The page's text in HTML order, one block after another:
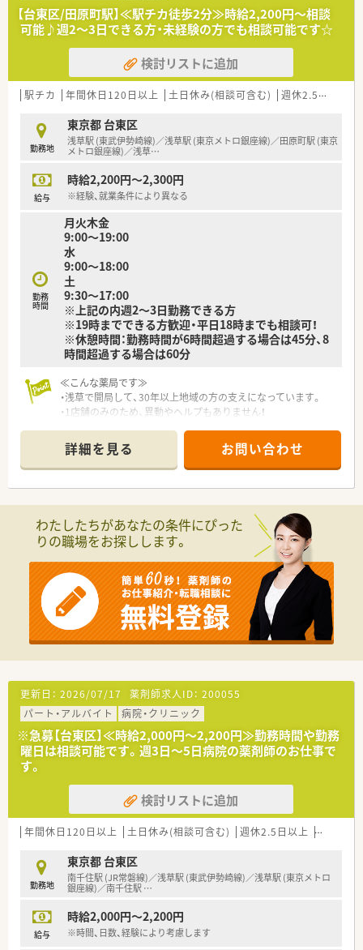
【台東区/田原町駅】≪駅チカ徒歩2分≫時給2,200円～相談
可能♪週2～3日できる方・未経験の方でも相談可能です☆
検討リストに追加
駅チカ 年間休日120日以上 土日休み(相談可含む) 週休2.5日以上
勤務地
東京都 台東区
浅草駅 (東武伊勢崎線)／浅草駅 (東京メトロ銀座線)／田原町駅 (東京
メトロ銀座線)／浅草…
給与
時給2,200円～2,300円
※経験、就業条件により異なる
勤務
時間
月火木金
9:00～19:00
水
9:00～18:00
土
9:30～17:00
※上記の内週2～3日勤務できる方
※19時までできる方歓迎・平日18時までも相談可！
※休憩時間：勤務時間が6時間超過する場合は45分、8
時間超過する場合は60分
≪こんな薬局です≫
・浅草で開局して、30年以上地域の方の支えになっています。
・1店舗のみのため、異動やヘルプもありません！
です♪
・メインの応需科目は眼科他、精神科 心療内科も取り扱いがあ
ります
・1日の処方箋枚数は20～30枚の為、比較的落ち着いている環境
詳細を見る お問い合わせ
わたしたちがあなたの条件にぴった
りの職場をお探しします。
更新日： 2026/07/17 薬剤師求人ID： 200055
パート・アルバイト
病院・クリニック
※急募【台東区】≪時給2,000円～2,200円≫勤務時間や勤務
曜日は相談可能です。週3日～5日病院の薬剤師のお仕事で
す。
検討リストに追加
年間休日120日以上 土日休み(相談可含む) 週休2.5日以上 週32h以
勤務地
東京都 台東区
南千住駅 (JR常磐線)／浅草駅 (東武伊勢崎線)／浅草駅 (東京メトロ
銀座線)／南千住駅 …
給与
時給2,000円～2,200円
※時間、日数、経験により考慮します